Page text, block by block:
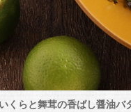
いくらと舞茸の香ばし醤油